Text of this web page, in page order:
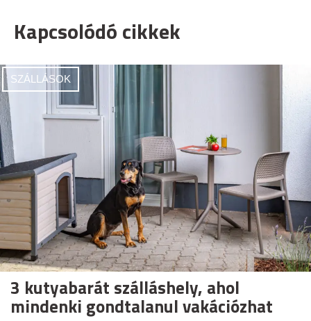
Kapcsolódó cikkek
SZÁLLÁSOK
3 kutyabarát szálláshely, ahol
mindenki gondtalanul vakációzhat